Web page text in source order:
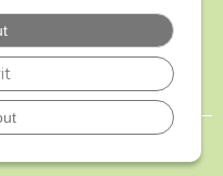
značky
polodrahokamy široko daleko •